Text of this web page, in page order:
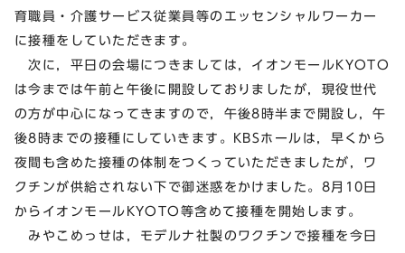
育職員・介護サービス従業員等のエッセンシャルワーカー
に接種をしていただきます。
次に，平日の会場につきましては，イオンモールKYOTO
は今までは午前と午後に開設しておりましたが，現役世代
の方が中心になってきますので，午後8時半まで開設し，午
後8時までの接種にしていきます。KBSホールは，早くから
夜間も含めた接種の体制をつくっていただきましたが，ワ
クチンが供給されない下で御迷惑をかけました。8月10日
からイオンモールKYOTO等含めて接種を開始します。
みやこめっせは，モデルナ社製のワクチンで接種を今日